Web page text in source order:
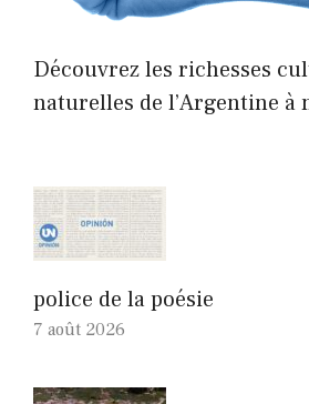
Découvrez les richesses
naturelles de l’Argentine à
police de la poésie
7 août 2026